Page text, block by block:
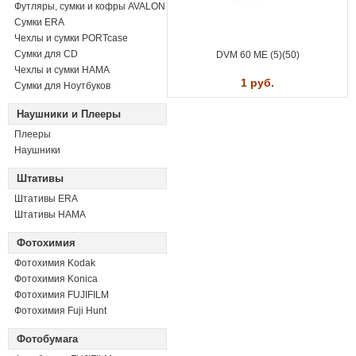
Футляры, сумки и кофры AVALON
Сумки ERA
Чехлы и сумки PORTcase
Сумки для CD
Чехлы и сумки HAMA
Сумки для Ноутбуков
Наушники и Плееры
Плееры
Наушники
Штативы
Штативы ERA
Штативы HAMA
Фотохимия
Фотохимия Kodak
Фотохимия Konica
Фотохимия FUJIFILM
Фотохимия Fuji Hunt
Фотобумага
DVM 60 ME (5)(50)
1 руб.